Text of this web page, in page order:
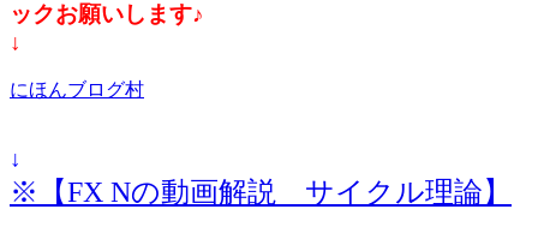
ックお願いします♪
↓
にほんブログ村
↓
※【FX Nの動画解説 サイクル理論】